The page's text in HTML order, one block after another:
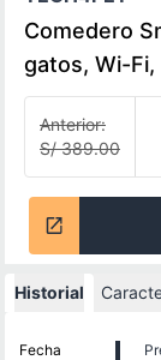
Comedero
gatos, Wi-
Anterior:
S/ 389.00
Historial
Fecha